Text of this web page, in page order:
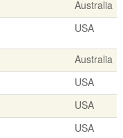
Australia
USA
Australia
USA
USA
USA